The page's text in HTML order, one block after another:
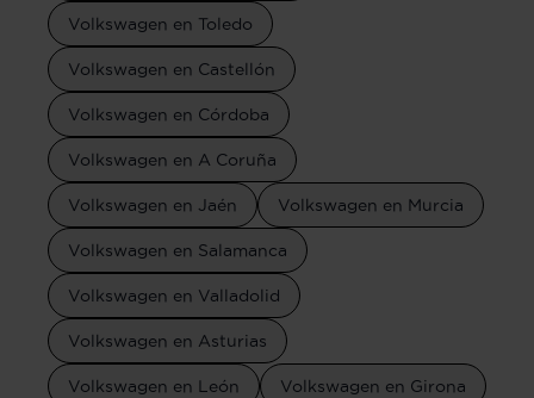
Volkswagen en Toledo
Volkswagen en Castellón
Volkswagen en Córdoba
Volkswagen en A Coruña
Volkswagen en Jaén Volkswagen en Murcia
Volkswagen en Salamanca
Volkswagen en Valladolid
Volkswagen en Asturias
Volkswagen en León Volkswagen en Girona